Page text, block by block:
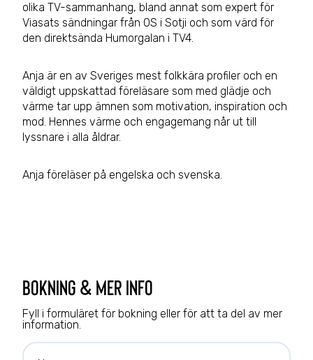
olika TV-sammanhang, bland annat som expert för
Viasats sändningar från OS i Sotji och som värd för
den direktsända Humorgalan i TV4.
Anja är en av Sveriges mest folkkära profiler och en
väldigt uppskattad föreläsare som med glädje och
värme tar upp ämnen som motivation, inspiration och
mod. Hennes värme och engagemang når ut till
lyssnare i alla åldrar.
Anja föreläser på engelska och svenska.
bokning & mer info
Fyll i formuläret för bokning eller för att ta del av mer
information.
Namn